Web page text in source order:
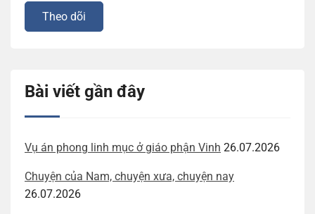
Bài viết gần đây
Vụ án phong linh mục ở giáo phận Vinh 26.07.2026
Chuyện của Nam, chuyện xưa, chuyện nay
26.07.2026